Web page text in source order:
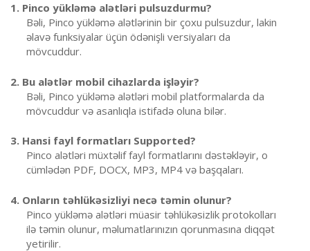
1. Pinco yükləmə alətləri pulsuzdurmu?
Bəli, Pinco yükləmə alətlərinin bir çoxu pulsuzdur, lakin
əlavə funksiyalar üçün ödənişli versiyaları da
mövcuddur.
2. Bu alətlər mobil cihazlarda işləyir?
Bəli, Pinco yükləmə alətləri mobil platformalarda da
mövcuddur və asanlıqla istifadə oluna bilər.
3. Hansi fayl formatları Supported?
Pinco alətləri müxtəlif fayl formatlarını dəstəkləyir, o
cümlədən PDF, DOCX, MP3, MP4 və başqaları.
4. Onların təhlükəsizliyi necə təmin olunur?
Pinco yükləmə alətləri müasir təhlükəsizlik protokolları
ilə təmin olunur, məlumatlarınızın qorunmasına diqqət
yetirilir.